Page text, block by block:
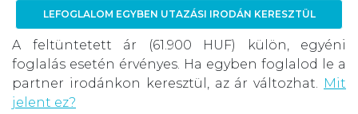
LEFOGLALOM EGYBEN UTAZÁSI IRODÁN KERESZTÜL
A feltüntetett ár (61.900 HUF) külön, egyéni
foglalás esetén érvényes. Ha egyben foglalod le a
partner irodánkon keresztül, az ár változhat. Mit
jelent ez?